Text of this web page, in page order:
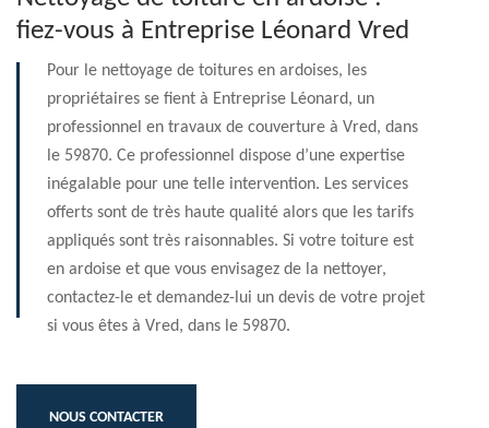
fiez-vous à Entreprise Léonard Vred
Pour le nettoyage de toitures en ardoises, les
propriétaires se fient à Entreprise Léonard, un
professionnel en travaux de couverture à Vred, dans
le 59870. Ce professionnel dispose d’une expertise
inégalable pour une telle intervention. Les services
offerts sont de très haute qualité alors que les tarifs
appliqués sont très raisonnables. Si votre toiture est
en ardoise et que vous envisagez de la nettoyer,
contactez-le et demandez-lui un devis de votre projet
si vous êtes à Vred, dans le 59870.
NOUS CONTACTER